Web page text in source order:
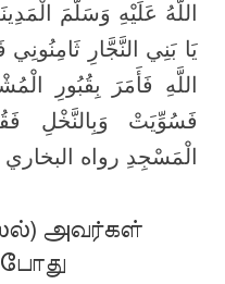
اللَّهُ عَلَيْهِ وَسَلَّمَ
يَا بَنِي النَّجَّارِ ثَامِنُونِي
اللَّهِ فَأَمَرَ بِقُبُورِ
فَسُوِّيَتْ وَبِالنَّخْلِ
الْمَسْجِدِ رواه البخاري
அவர்கள்